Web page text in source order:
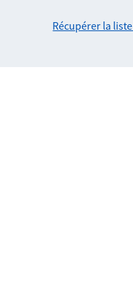
Récupérer la